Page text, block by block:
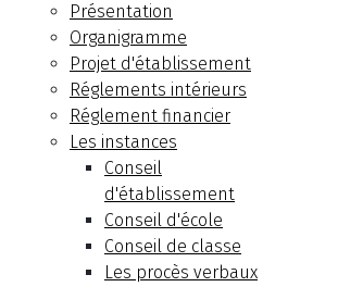
Présentation
Organigramme
Projet d'établissement
Réglements intérieurs
Réglement financier
Les instances
Conseil
d'établissement
Conseil d'école
Conseil de classe
Les procès verbaux